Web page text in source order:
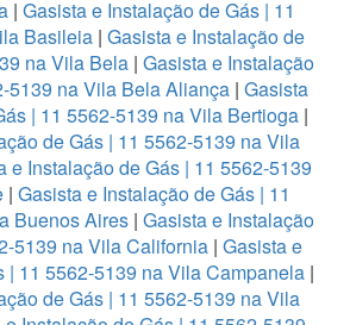
| Gasista e Instalação de Gás | 11
Basileia| Gasista e Instalação de
na Vila Bela| Gasista e Instalação
5139 na Vila Bela Aliança| Gasista
| 11 5562-5139 na Vila Bertioga |
de Gás | 11 5562-5139 na Vila
e Instalação de Gás | 11 5562-5139
| Gasista e Instalação de Gás | 11
Buenos Aires| Gasista e Instalação
5139 na Vila California | Gasista e
| 11 5562-5139 na Vila Campanela |
de Gás | 11 5562-5139 na Vila